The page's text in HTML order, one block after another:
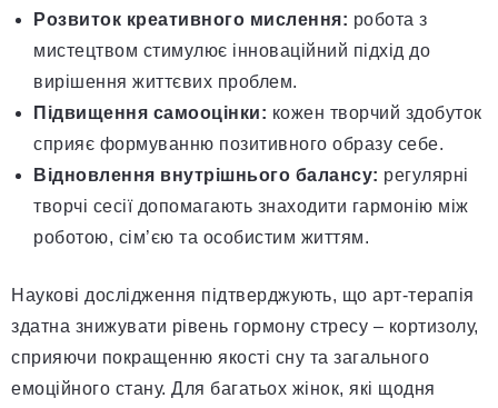
Розвиток креативного мислення: робота з
мистецтвом стимулює інноваційний підхід до
вирішення життєвих проблем.
Підвищення самооцінки: кожен творчий здобуток
сприяє формуванню позитивного образу себе.
Відновлення внутрішнього балансу: регулярні
творчі сесії допомагають знаходити гармонію між
роботою, сім’єю та особистим життям.
Наукові дослідження підтверджують, що арт-терапія
здатна знижувати рівень гормону стресу – кортизолу,
сприяючи покращенню якості сну та загального
емоційного стану. Для багатьох жінок, які щодня